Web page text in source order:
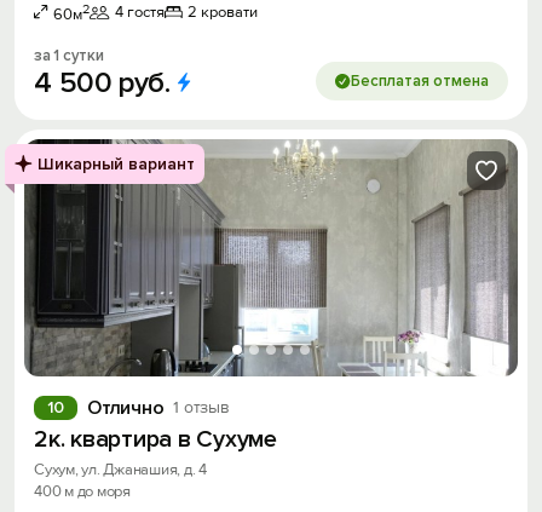
60м2 4 гостя 2 кровати
за 1 сутки
4 500 руб. Бесплатая отмена
Шикарный вариант
Отлично 1 отзыв
10
2к. квартира в Сухуме
Сухум, ул. Джанашия, д. 4
400 м до моря